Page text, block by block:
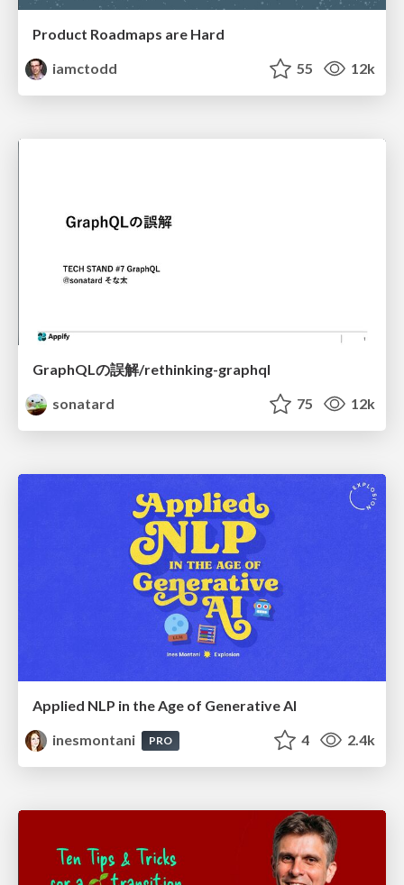
Product Roadmaps are Hard
iamctodd
55 12k
GraphQLの誤解/rethinking-graphql
sonatard
75 12k
Applied NLP in the Age of Generative AI
inesmontani
PRO 4 2.4k